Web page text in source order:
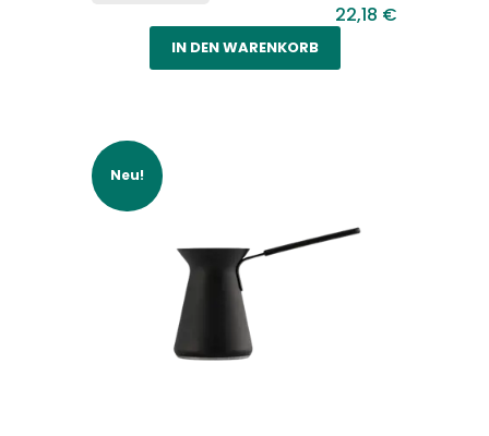
22,18 €
IN DEN WARENKORB
Neu!